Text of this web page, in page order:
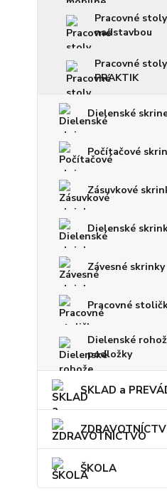
Pracovné
nadstavbou
Pracovné
PRAKTIK
Dielenské
Počítačové
Zásuvkové
Dielenské
Závesné skrinky
Pracovné
Dielenské
podložky
SKLAD a
ŠKOLA